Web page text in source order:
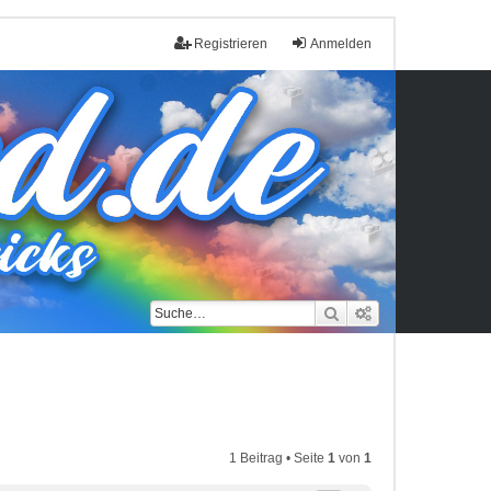
Anmelden
Registrieren
Suche
1 Beitrag • Seite 1 von 1